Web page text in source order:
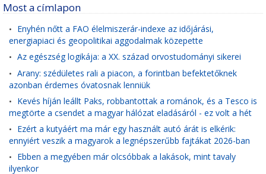
Most a címlapon
• Enyhén nőtt a FAO élelmiszerár-indexe az időjárási,
energiapiaci és geopolitikai aggodalmak közepette
• Az egészség logikája: a XX. század orvostudományi sikerei
• Arany: szédületes rali a piacon, a forintban befektetőknek
azonban érdemes óvatosnak lenniük
• Kevés híján leállt Paks, robbantottak a románok, és a Tesco is
megtörte a csendet a magyar hálózat eladásáról - ez volt a hét
• Ezért a kutyáért ma már egy használt autó árát is elkérik:
ennyiért veszik a magyarok a legnépszerűbb fajtákat 2026-ban
• Ebben a megyében már olcsóbbak a lakások, mint tavaly
ilyenkor